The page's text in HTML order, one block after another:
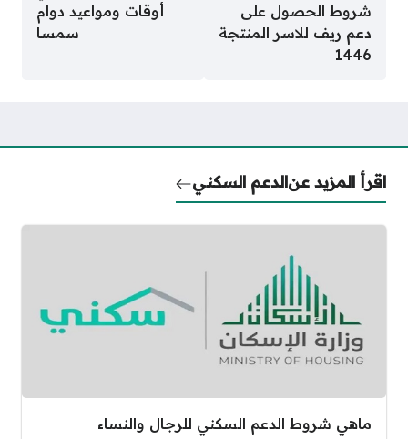
شروط الحصول على
دعم ريف للاسر المنتجة
1446
أوقات ومواعيد دوام
سمسا
اقرأ المزيد عنالدعم السكني
ماهي شروط الدعم السكني للرجال والنساء